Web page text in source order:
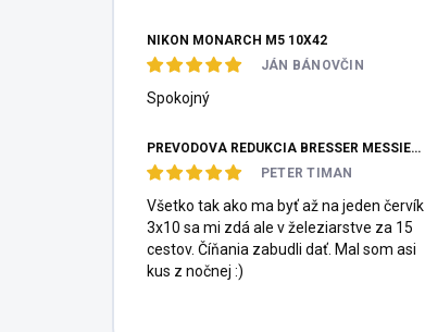
NIKON MONARCH M5 10X42
JÁN BÁNOVČIN
Spokojný
PREVODOVÁ REDUKCIA BRESSER MESSIER HEXAFOC 1:10
PETER TIMAN
Všetko tak ako ma byť až na jeden červík
3x10 sa mi zdá ale v železiarstve za 15
cestov. Číňania zabudli dať. Mal som asi
kus z nočnej :)